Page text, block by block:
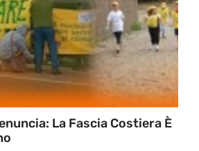
La Fascia Costiera È